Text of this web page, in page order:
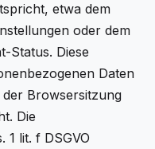
etwa dem
oder dem
Status. Diese
Daten
Browsersitzung
Die
1 lit. f DSGVO